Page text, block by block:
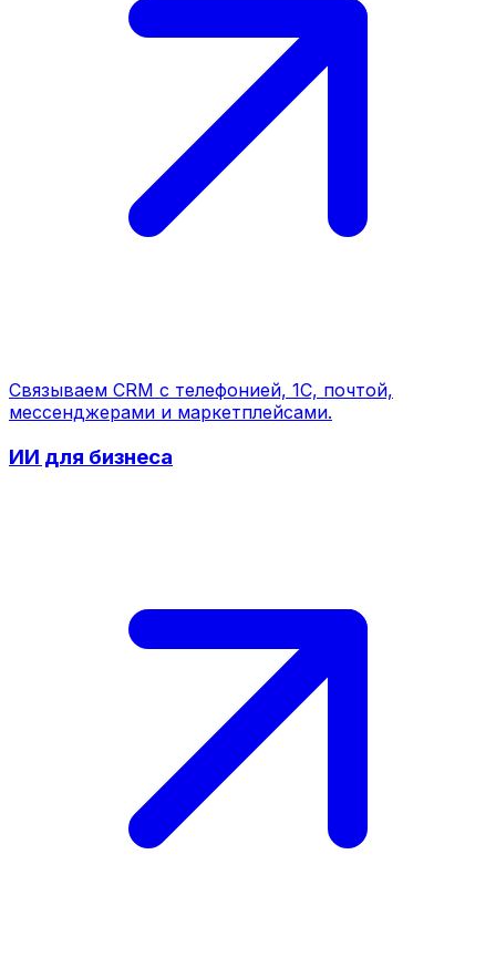
Связываем CRM с телефонией, 1С, почтой,
мессенджерами и маркетплейсами.
ИИ для бизнеса